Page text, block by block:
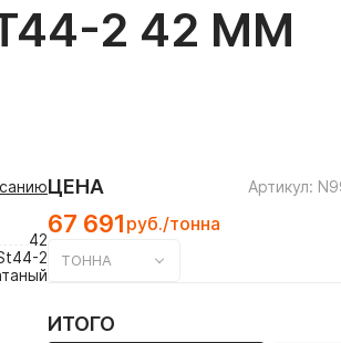
2 42 ММ
42
2
ЦЕНА Артикул:
67 691 руб./тонна
ТОННА
ИТОГО